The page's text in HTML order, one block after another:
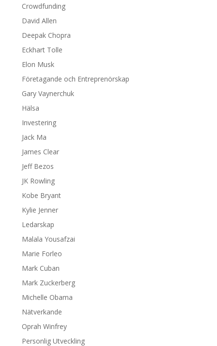
Crowdfunding
David Allen
Deepak Chopra
Eckhart Tolle
Elon Musk
Företagande och Entreprenörskap
Gary Vaynerchuk
Hälsa
Investering
Jack Ma
James Clear
Jeff Bezos
JK Rowling
Kobe Bryant
Kylie Jenner
Ledarskap
Malala Yousafzai
Marie Forleo
Mark Cuban
Mark Zuckerberg
Michelle Obama
Nätverkande
Oprah Winfrey
Personlig Utveckling